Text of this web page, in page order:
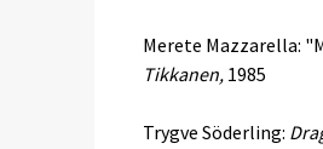
Merete Mazzarella:
Tikkanen, 1985
Trygve Söderling: